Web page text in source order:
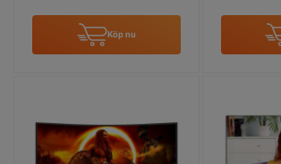
Köp nu